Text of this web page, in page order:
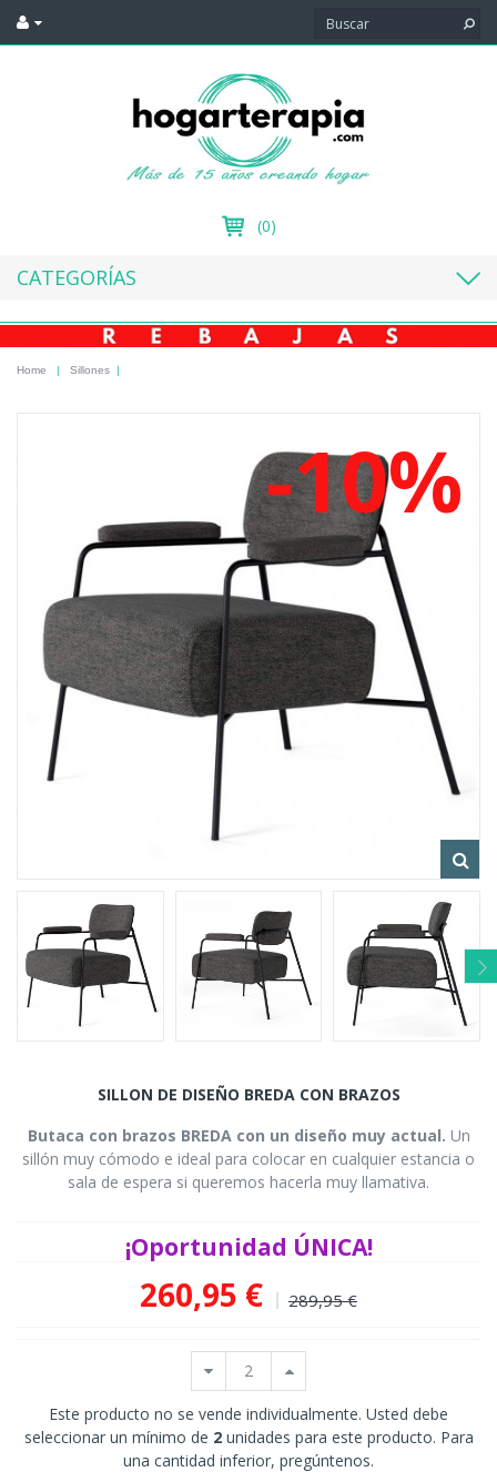
(0)
CATEGORÍAS
Home | Sillones |
-10%
SILLON DE DISEÑO BREDA CON BRAZOS
Butaca con brazos BREDA con un diseño muy actual. Un
sillón muy cómodo e ideal para colocar en cualquier estancia o
sala de espera si queremos hacerla muy llamativa.
¡Oportunidad ÚNICA!
260,95 € 289,95 €
Este producto no se vende individualmente. Usted debe
seleccionar un mínimo de 2unidades para este producto. Para
una cantidad inferior, pregúntenos.